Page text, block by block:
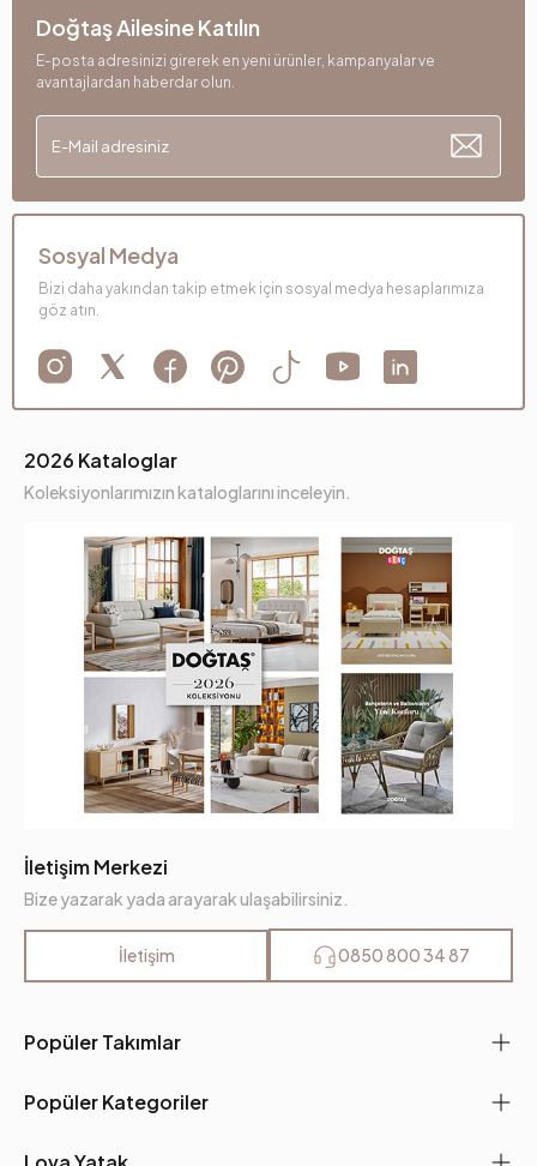
Popüler Takımlar
Popüler Kategoriler
2026 Kataloglar
Koleksiyonlarımızın kataloglarını inceleyin.
İletişim Merkezi
Bize yazarak yada arayarak ulaşabilirsiniz.
İletişim 0850 800 34 87
Doğtaş Ailesine Katılın
E-posta adresinizi girerek en yeni ürünler, kampanyalar ve
avantajlardan haberdar olun.
Sosyal Medya
Bizi daha yakından takip etmek için sosyal medya hesaplarımıza
göz atın.